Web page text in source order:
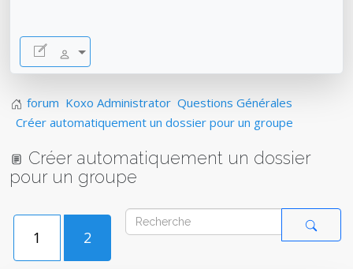
forum Koxo Administrator Questions Générales
Créer automatiquement un dossier pour un groupe
Créer automatiquement un dossier
pour un groupe
1 2